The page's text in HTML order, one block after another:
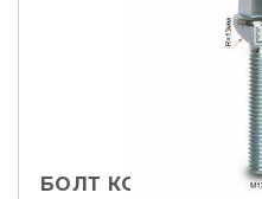
БОЛТ КОЛЕСНЫЙ